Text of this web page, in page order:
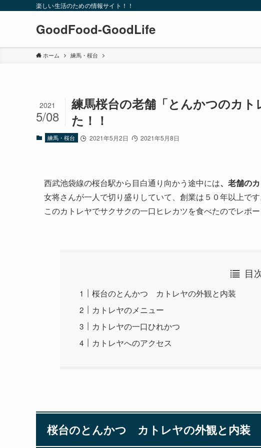
楽しい生活のための情報サイト！！
GoodFood-GoodLife
ホーム 練馬・桜台
練馬桜台の老舗「とんかつのカ
た！！
2021
5/08
練馬・桜台 2021年5月2日 2021年5月8日
西武池袋線の桜台駅から目白通り向かう途中には、老舗の
女将さんが一人で切り盛りしていて、創業は５０年以上です
このカトレヤでサクサクの一口ヒレカツを食べたのでレポー
目
桜台のとんかつ カトレヤの外観と内装
カトレヤのメニュー
カトレヤの一口ひれかつ
カトレヤへのアクセス
桜台のとんかつ カトレヤの外観と内装